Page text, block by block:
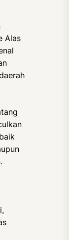
Alas